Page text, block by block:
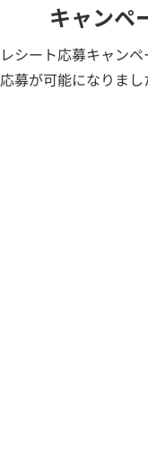
キャンペ
レシート応募キャン
応募が可能になりまし